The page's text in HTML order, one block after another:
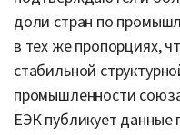
доли стран по
в тех же пропорциях,
стабильной
промышленности
ЕЭК публикует данные